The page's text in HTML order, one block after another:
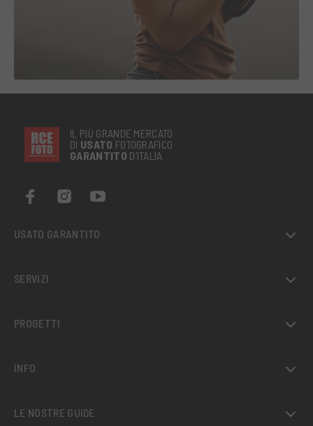
IL PIÙ GRANDE MERCATO
DI USATO FOTOGRAFICO
GARANTITO D’ITALIA
USATO GARANTITO
SERVIZI
PROGETTI
INFO
LE NOSTRE GUIDE